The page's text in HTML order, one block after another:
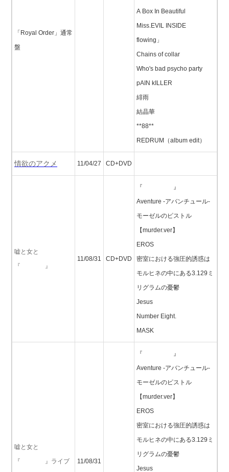
「Royal Order」通常
盤
A Box In Beautiful
Miss.EVIL INSIDE
flowing」
Chains of collar
Who's bad psycho party
pAIN kILLER
緋雨
結晶華
**88**
REDRUM（album edit）
情欲のアクメ 11/04/27 CD+DVD
嘘と女と
『 』
11/08/31 CD+DVD
『 』
Aventure -アバンチュール-
モーゼルのピストル
【murder.ver】
EROS
密室における強圧的誘惑は
モルヒネの中にある3.129ミ
リグラムの憂鬱
Jesus
Number Eight.
MASK
嘘と女と
『 』ライブ 11/08/31
『 』
Aventure -アバンチュール-
モーゼルのピストル
【murder.ver】
EROS
密室における強圧的誘惑は
モルヒネの中にある3.129ミ
リグラムの憂鬱
Jesus